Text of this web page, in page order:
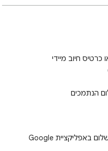
כרטיס חיוב מיידי
הנתמכים
איך מאמתים את אמצעי התשלום באפליקציית Google